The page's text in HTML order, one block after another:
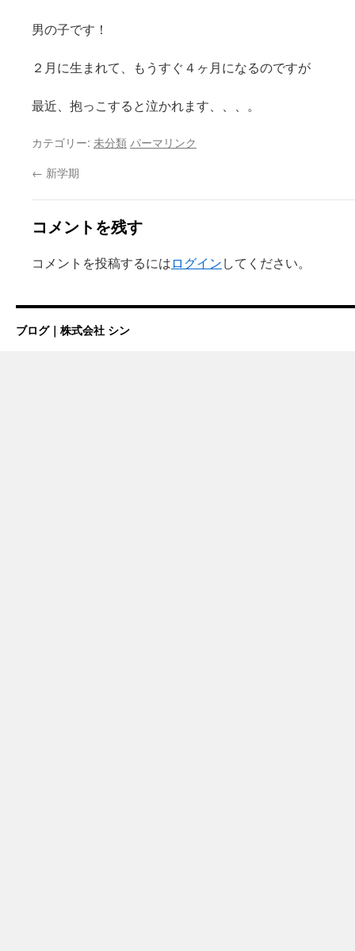
男の子です！
２月に生まれて、もうすぐ４ヶ月になるのですが
最近、抱っこすると泣かれます、、、。
カテゴリー: 未分類 パーマリンク
← 新学期
コメントを残す
コメントを投稿するにはログインしてください。
ブログ｜株式会社 シン